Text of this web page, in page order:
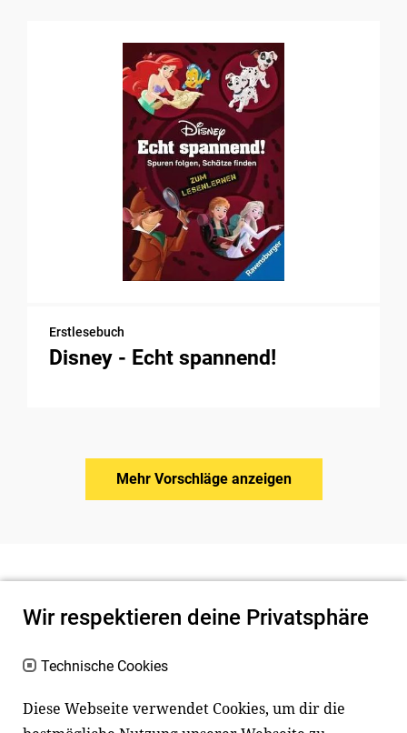
Erstlesebuch
Disney - Echt spannend!
Mehr Vorschläge anzeigen
Wir respektieren deine Privatsphäre
Technische Cookies
Diese Webseite verwendet Cookies, um dir die